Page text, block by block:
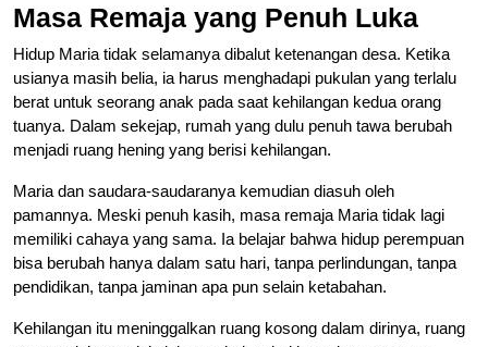
Masa Remaja yang Penuh Luka
Hidup Maria tidak selamanya dibalut ketenangan desa. Ketika
usianya masih belia, ia harus menghadapi pukulan yang terlalu
berat untuk seorang anak pada saat kehilangan kedua orang
tuanya. Dalam sekejap, rumah yang dulu penuh tawa berubah
menjadi ruang hening yang berisi kehilangan.
Maria dan saudara-saudaranya kemudian diasuh oleh
pamannya. Meski penuh kasih, masa remaja Maria tidak lagi
memiliki cahaya yang sama. Ia belajar bahwa hidup perempuan
bisa berubah hanya dalam satu hari, tanpa perlindungan, tanpa
pendidikan, tanpa jaminan apa pun selain ketabahan.
Kehilangan itu meninggalkan ruang kosong dalam dirinya, ruang